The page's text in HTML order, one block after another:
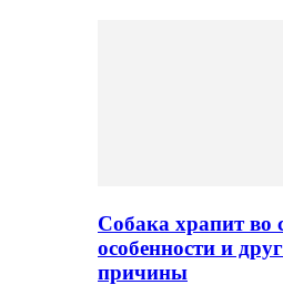
Собака храпит во
особенности и
причины